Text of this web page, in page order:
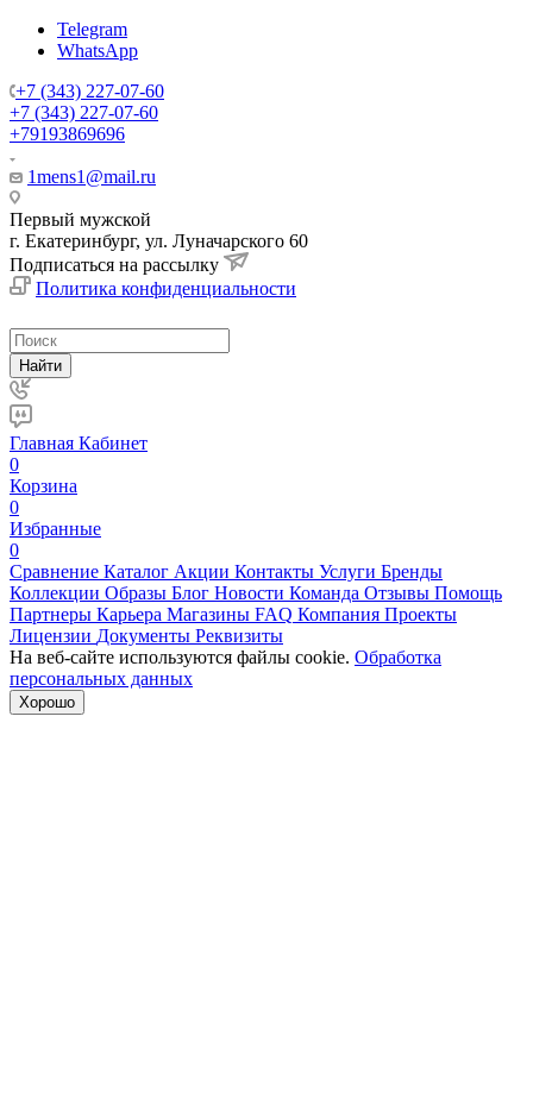
Telegram
WhatsApp
+7 (343) 227-07-60
+7 (343) 227-07-60
+79193869696
1mens1@mail.ru
Первый мужской
г. Екатеринбург, ул. Луначарского 60
Подписаться на рассылку
Политика конфиденциальности
Найти
Главная Кабинет
0
Корзина
0
Избранные
0
Сравнение Каталог Акции Контакты Услуги Бренды
Коллекции Образы Блог Новости Команда Отзывы Помощь
Партнеры Карьера Магазины FAQ Компания Проекты
Лицензии Документы Реквизиты
На веб-сайте используются файлы cookie. Обработка
персональных данных
Хорошо